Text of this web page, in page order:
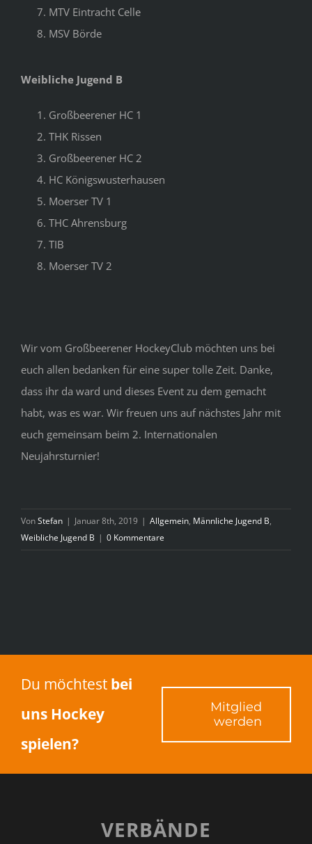
MTV Eintracht Celle
MSV Börde
Weibliche Jugend B
Großbeerener HC 1
THK Rissen
Großbeerener HC 2
HC Königswusterhausen
Moerser TV 1
THC Ahrensburg
TIB
Moerser TV 2
Wir vom Großbeerener HockeyClub möchten uns bei
euch allen bedanken für eine super tolle Zeit. Danke,
dass ihr da ward und dieses Event zu dem gemacht
habt, was es war. Wir freuen uns auf nächstes Jahr mit
euch gemeinsam beim 2. Internationalen
Neujahrsturnier!
VonStefan | Januar 8th, 2019 | Allgemein, Männliche Jugend B,
Weibliche Jugend B | 0 Kommentare
Du möchtest bei
uns Hockey
spielen?
Mitglied
werden
VERBÄNDE